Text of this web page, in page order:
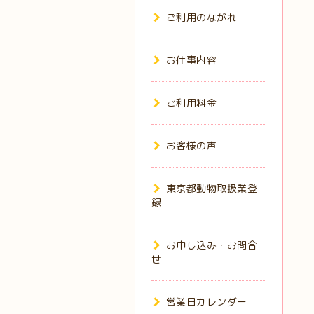
ご利用のながれ
お仕事内容
ご利用料金
お客様の声
東京都動物取扱業登
録
お申し込み・お問合
せ
営業日カレンダー